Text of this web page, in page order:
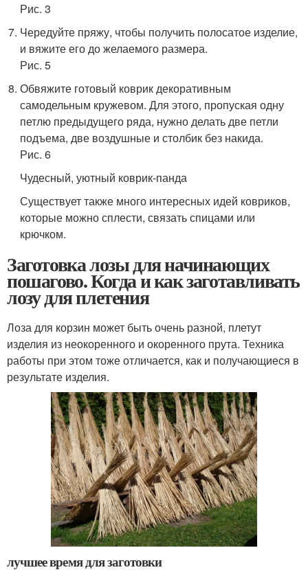
Рис. 3
Чередуйте пряжу, чтобы получить полосатое изделие,
и вяжите его до желаемого размера.
Рис. 5
Обвяжите готовый коврик декоративным
самодельным кружевом. Для этого, пропуская одну
петлю предыдущего ряда, нужно делать две петли
подъема, две воздушные и столбик без накида.
Рис. 6
Чудесный, уютный коврик-панда
Существует также много интересных идей ковриков,
которые можно сплести, связать спицами или
крючком.
Заготовка лозы для начинающих
пошагово. Когда и как заготавливать
лозу для плетения
Лоза для корзин может быть очень разной, плетут
изделия из неокоренного и окоренного прута. Техника
работы при этом тоже отличается, как и получающиеся в
результате изделия.
лучшее время для заготовки